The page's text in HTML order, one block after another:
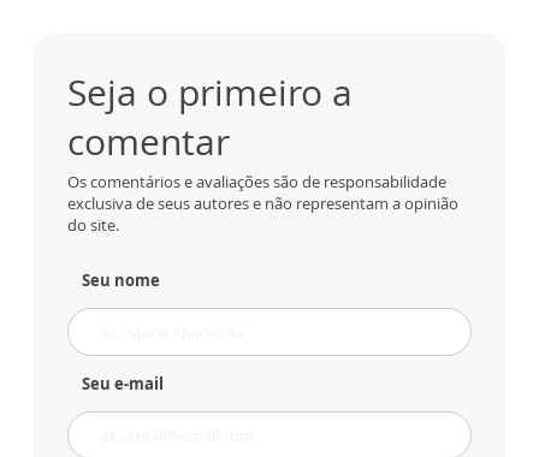
Seja o primeiro a
comentar
Os comentários e avaliações são de responsabilidade
exclusiva de seus autores e não representam a opinião
do site.
Seu nome
Seu e-mail